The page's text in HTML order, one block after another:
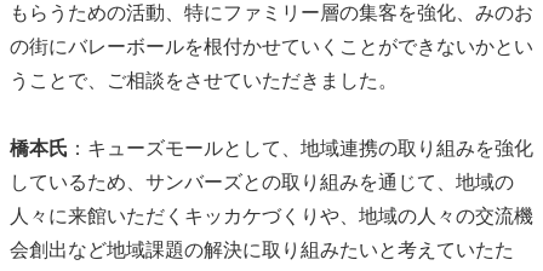
もらうための活動、特にファミリー層の集客を強化、みのお
の街にバレーボールを根付かせていくことができないかとい
うことで、ご相談をさせていただきました。
橋本氏 ：キューズモールとして、地域連携の取り組みを強化
しているため、サンバーズとの取り組みを通じて、地域の
人々に来館いただくキッカケづくりや、地域の人々の交流機
会創出など地域課題の解決に取り組みたいと考えていたた